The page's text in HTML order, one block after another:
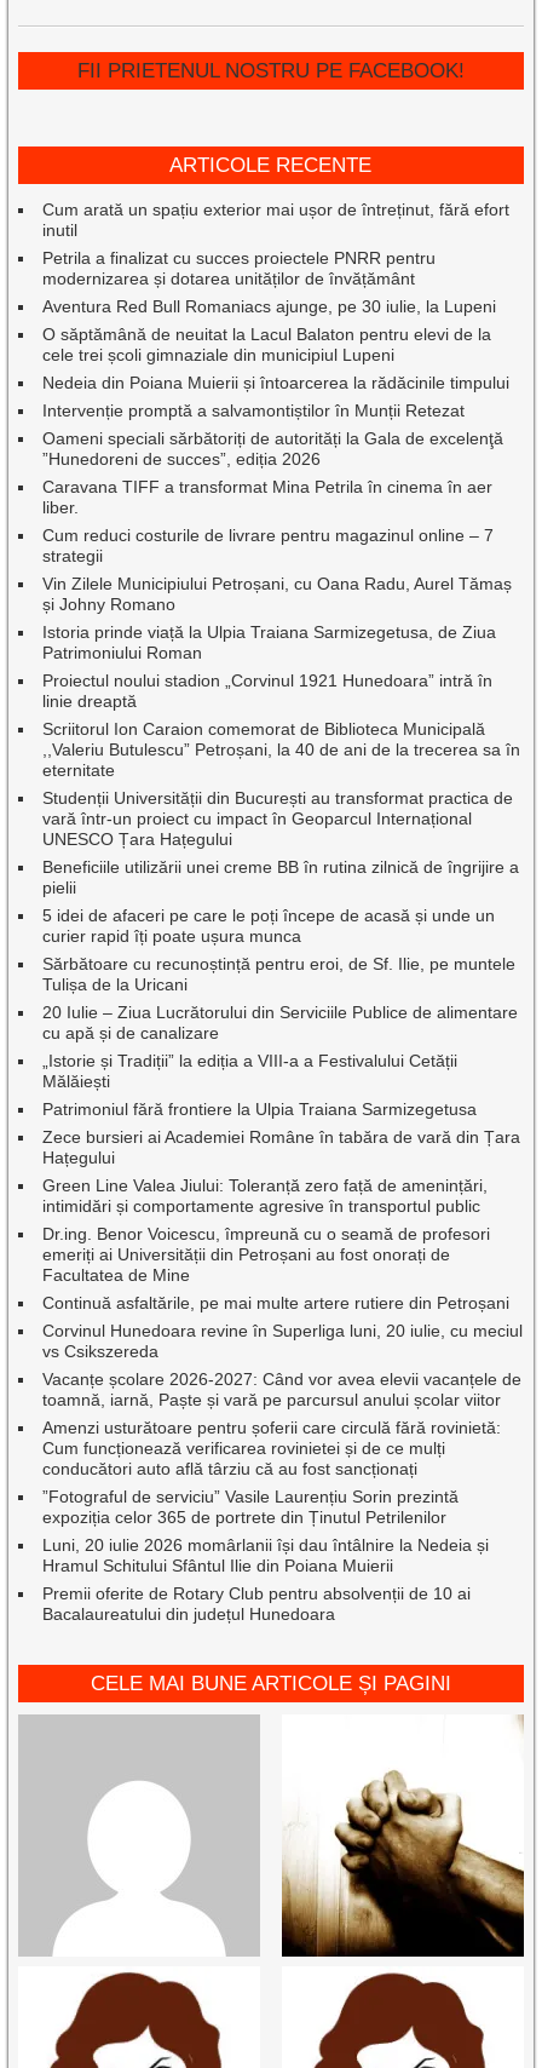
FII PRIETENUL NOSTRU PE FACEBOOK!
ARTICOLE RECENTE
Cum arată un spațiu exterior mai ușor de întreținut, fără efort
inutil
Petrila a finalizat cu succes proiectele PNRR pentru
modernizarea și dotarea unităților de învățământ
Aventura Red Bull Romaniacs ajunge, pe 30 iulie, la Lupeni
O săptămână de neuitat la Lacul Balaton pentru elevi de la
cele trei școli gimnaziale din municipiul Lupeni
Nedeia din Poiana Muierii și întoarcerea la rădăcinile timpului
Intervenție promptă a salvamontiștilor în Munții Retezat
Oameni speciali sărbătoriți de autorități la Gala de excelenţă
”Hunedoreni de succes”, ediția 2026
Caravana TIFF a transformat Mina Petrila în cinema în aer
liber.
Cum reduci costurile de livrare pentru magazinul online – 7
strategii
Vin Zilele Municipiului Petroșani, cu Oana Radu, Aurel Tămaș
și Johny Romano
Istoria prinde viață la Ulpia Traiana Sarmizegetusa, de Ziua
Patrimoniului Roman
Proiectul noului stadion „Corvinul 1921 Hunedoara” intră în
linie dreaptă
Scriitorul Ion Caraion comemorat de Biblioteca Municipală
,,Valeriu Butulescu” Petroșani, la 40 de ani de la trecerea sa în
eternitate
Studenții Universității din București au transformat practica de
vară într-un proiect cu impact în Geoparcul Internațional
UNESCO Țara Hațegului
Beneficiile utilizării unei creme BB în rutina zilnică de îngrijire a
pielii
5 idei de afaceri pe care le poți începe de acasă și unde un
curier rapid îți poate ușura munca
Sărbătoare cu recunoștință pentru eroi, de Sf. Ilie, pe muntele
Tulișa de la Uricani
20 Iulie – Ziua Lucrătorului din Serviciile Publice de alimentare
cu apă și de canalizare
„Istorie și Tradiții” la ediția a VIII-a a Festivalului Cetății
Mălăiești
Patrimoniul fără frontiere la Ulpia Traiana Sarmizegetusa
Zece bursieri ai Academiei Române în tabăra de vară din Țara
Hațegului
Green Line Valea Jiului: Toleranță zero față de amenințări,
intimidări și comportamente agresive în transportul public
Dr.ing. Benor Voicescu, împreună cu o seamă de profesori
emeriți ai Universității din Petroșani au fost onorați de
Facultatea de Mine
Continuă asfaltările, pe mai multe artere rutiere din Petroșani
Corvinul Hunedoara revine în Superliga luni, 20 iulie, cu meciul
vs Csikszereda
Vacanțe școlare 2026-2027: Când vor avea elevii vacanțele de
toamnă, iarnă, Paște și vară pe parcursul anului școlar viitor
Amenzi usturătoare pentru șoferii care circulă fără rovinietă:
Cum funcționează verificarea rovinietei și de ce mulți
conducători auto află târziu că au fost sancționați
”Fotograful de serviciu” Vasile Laurențiu Sorin prezintă
expoziția celor 365 de portrete din Ținutul Petrilenilor
Luni, 20 iulie 2026 momârlanii își dau întâlnire la Nedeia și
Hramul Schitului Sfântul Ilie din Poiana Muierii
Premii oferite de Rotary Club pentru absolvenții de 10 ai
Bacalaureatului din județul Hunedoara
CELE MAI BUNE ARTICOLE ȘI PAGINI